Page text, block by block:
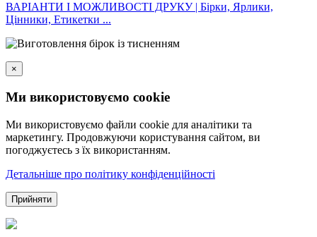
ВАРІАНТИ І МОЖЛИВОСТІ ДРУКУ | Бірки, Ярлики,
Цінники, Етикетки ...
×
Ми використовуємо cookie
Ми використовуємо файли cookie для аналітики та
маркетингу. Продовжуючи користування сайтом, ви
погоджуєтесь з їх використанням.
Детальніше про політику конфіденційності
Прийняти